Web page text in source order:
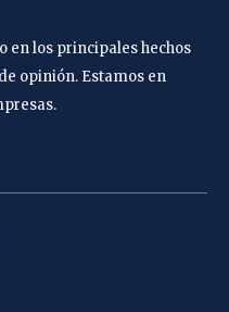
en los principales hechos
opinión. Estamos en